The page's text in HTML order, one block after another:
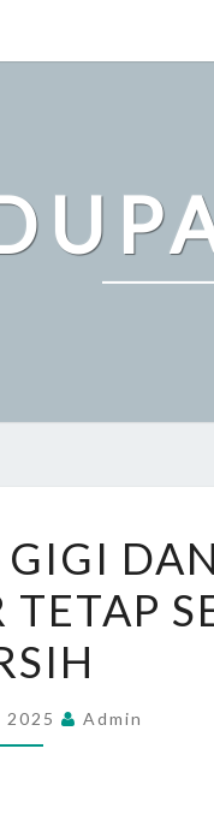
MERAWAT
GIGI
DAN
MULUT
ANAK-
ANAK
2025 Admin